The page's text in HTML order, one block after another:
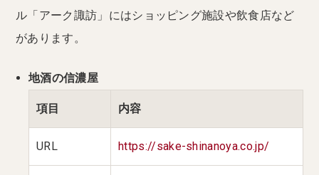
ル「アーク諏訪」にはショッピング施設や飲食店など
があります。
地酒の信濃屋
項目 内容
URL https://sake-shinanoya.co.jp/